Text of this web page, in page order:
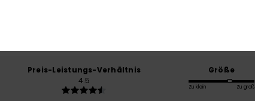
Preis-Leistungs-Verhältnis
4.5
Größe
Zu klein Zu groß